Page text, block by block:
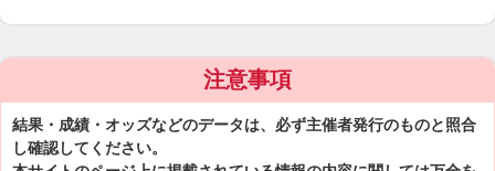
注意事項
結果・成績・オッズなどのデータは、必ず主催者発行のものと照合
し確認してください。